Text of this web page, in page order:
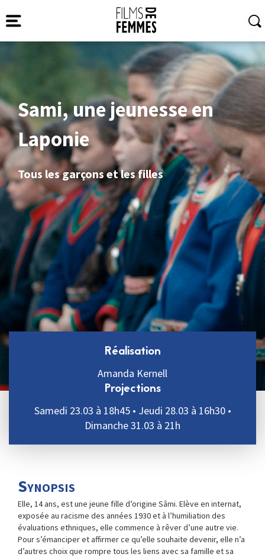
Sami, une jeunesse en
Laponie
Tous les garçons et les filles
Réalisation
Amanda Kernell
Projections
Samedi 23.03 à 18h45 • Jeudi 28.03 à 16h30 •
Dimanche 31.03 à 21h
Synopsis
Elle, 14 ans, est une jeune fille d’origine Sâmi. Elève en internat,
exposée au racisme des années 1930 et à l’humiliation des
évaluations ethniques, elle commence à rêver d’une autre vie.
Pour s’émanciper et affirmer ce qu’elle souhaite devenir, elle n’a
d’autres choix que rompre tous les liens avec sa famille et sa